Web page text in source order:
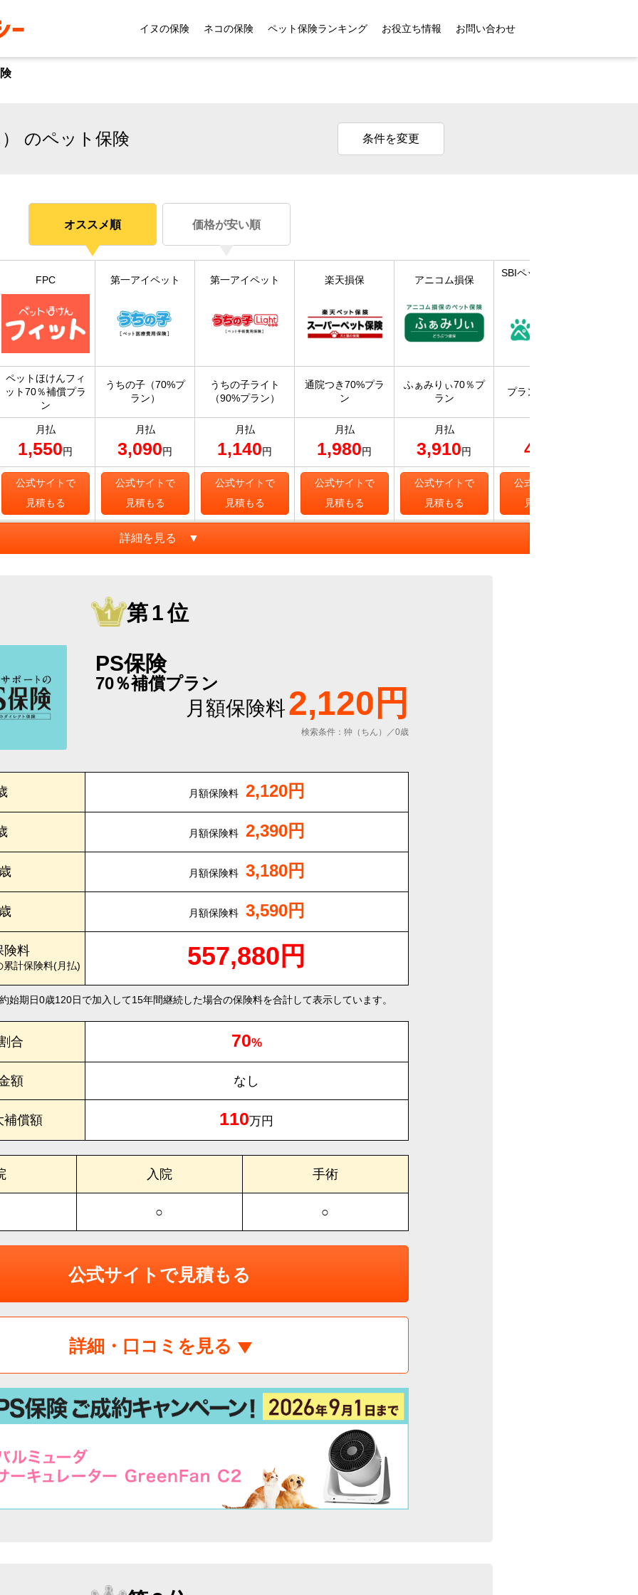
イヌの保険 ネコの保険 ペット保険ランキング お役立ち情報 お問い合わせ
のペット保険 条件を変更
オススメ順 価格が安い順
FPC 第一アイペット 第一アイペット 楽天損保 アニコム損保
SBIペット少額短期
ペットほけんフィ
ット70％補償プラ
ン
うちの子（70%プ
ラン）
うちの子ライト
（90%プラン）
通院つき70%プラ
ン
ふぁみりぃ70％プ
ラン
プラン70 ライト
月払
1,550円
月払
3,090円
月払
1,140円
月払
1,980円
月払
3,910円 405
公式サイトで
見積もる
公式サイトで
見積もる
公式サイトで
見積もる
公式サイトで
見積もる
公式サイトで
見積もる
公式サイトで
見積もる
詳細を見る ▼
第1位
PS保険
70％補償プラン
月額保険料2,120円
検索条件：狆（ちん）／0歳
月額保険料 2,120円
月額保険料 2,390円
月額保険料 3,180円
月額保険料 3,590円
険料
累計保険料(月払) 557,880円
始期日0歳120日で加入して15年間継続した場合の保険料を合計して表示しています。
合 70%
額 なし
補償額 110万円
入院 手術
○ ○
公式サイトで見積もる
詳細・口コミを見る